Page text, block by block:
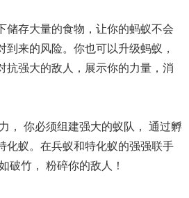
储存大量的食物，让你的蚂蚁不会
到来的风险。你也可以升级蚂蚁，
抗强大的敌人，展示你的力量，消
， 你必须组建强大的蚁队， 通过孵
化蚁。在兵蚁和特化蚁的强强联手
破竹， 粉碎你的敌人！